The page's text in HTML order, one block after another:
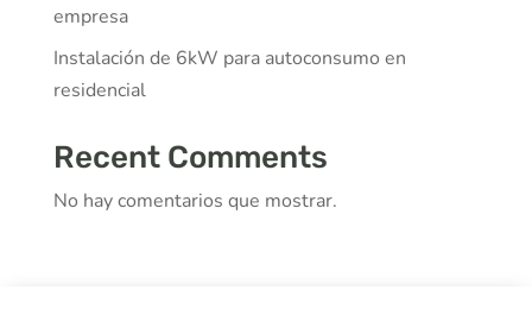
empresa
Instalación de 6kW para autoconsumo en
residencial
Recent Comments
No hay comentarios que mostrar.